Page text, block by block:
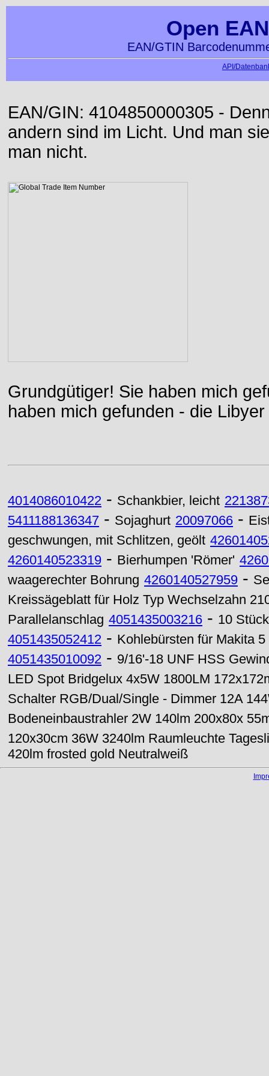
Open
EAN/GTIN
API/
EAN/GIN: 4104850000305 -
andern sind im Licht. Und man
man nicht.
Grundgütiger! Sie haben mich
haben mich gefunden - die
4014086010422 - Schankbier, leicht
5411188136347 - Sojaghurt 20097066 -
geschwungen, mit Schlitzen, geölt
4260140523319 - Bierhumpen 'Römer'
waagerechter Bohrung 4260140527959 -
Kreissägeblatt für Holz Typ Wechselzahn
Parallelanschlag 4051435003216 - 10
4051435052412 - Kohlebürsten für Makita
4051435010092 - 9/16'-18 UNF HSS
LED Spot Bridgelux 4x5W 1800LM
Schalter RGB/Dual/Single - Dimmer 12A
Bodeneinbaustrahler 2W 140lm 200x80x
120x30cm 36W 3240lm Raumleuchte
420lm frosted gold Neutralweiß